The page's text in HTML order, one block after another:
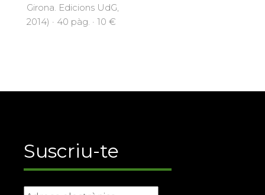
Girona. Edicions UdG,
2014) · 40 pàg. · 10 €
Suscriu-te